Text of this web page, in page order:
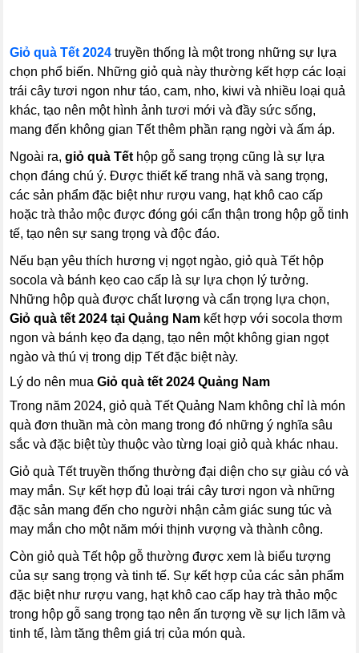
Giỏ quà Tết 2024 truyền thống là một trong những sự lựa
chọn phổ biến. Những giỏ quà này thường kết hợp các loại
trái cây tươi ngon như táo, cam, nho, kiwi và nhiều loại quả
khác, tạo nên một hình ảnh tươi mới và đầy sức sống,
mang đến không gian Tết thêm phần rạng ngời và ấm áp.
Ngoài ra,giỏ quà Tết hộp gỗ sang trọng cũng là sự lựa
chọn đáng chú ý. Được thiết kế trang nhã và sang trọng,
các sản phẩm đặc biệt như rượu vang, hạt khô cao cấp
hoặc trà thảo mộc được đóng gói cẩn thận trong hộp gỗ tinh
tế, tạo nên sự sang trọng và độc đáo.
Nếu bạn yêu thích hương vị ngọt ngào, giỏ quà Tết hộp
socola và bánh kẹo cao cấp là sự lựa chọn lý tưởng.
Những hộp quà được chất lượng và cẩn trọng lựa chọn,
Giỏ quà tết 2024 tại Quảng Nam kết hợp với socola thơm
ngon và bánh kẹo đa dạng, tạo nên một không gian ngọt
ngào và thú vị trong dịp Tết đặc biệt này.
Lý do nên muaGiỏ quà tết 2024 Quảng Nam
Trong năm 2024, giỏ quà Tết Quảng Nam không chỉ là món
quà đơn thuần mà còn mang trong đó những ý nghĩa sâu
sắc và đặc biệt tùy thuộc vào từng loại giỏ quà khác nhau.
Giỏ quà Tết truyền thống thường đại diện cho sự giàu có và
may mắn. Sự kết hợp đủ loại trái cây tươi ngon và những
đặc sản mang đến cho người nhận cảm giác sung túc và
may mắn cho một năm mới thịnh vượng và thành công.
Còn giỏ quà Tết hộp gỗ thường được xem là biểu tượng
của sự sang trọng và tinh tế. Sự kết hợp của các sản phẩm
đặc biệt như rượu vang, hạt khô cao cấp hay trà thảo mộc
trong hộp gỗ sang trọng tạo nên ấn tượng về sự lịch lãm và
tinh tế, làm tăng thêm giá trị của món quà.